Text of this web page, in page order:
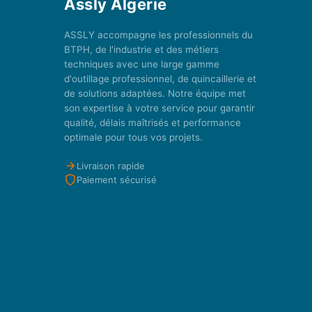
Assly Algerie
ASSLY accompagne les professionnels du
BTPH, de l'industrie et des métiers
techniques avec une large gamme
d'outillage professionnel, de quincaillerie et
de solutions adaptées. Notre équipe met
son expertise à votre service pour garantir
qualité, délais maîtrisés et performance
optimale pour tous vos projets.
Livraison rapide
Paiement sécurisé